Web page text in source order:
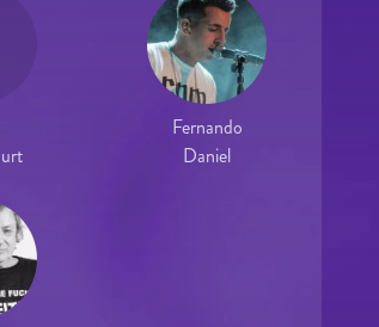
Fernando
Daniel